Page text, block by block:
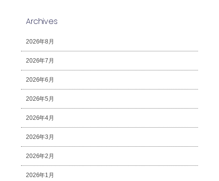
Archives
2026年8月
2026年7月
2026年6月
2026年5月
2026年4月
2026年3月
2026年2月
2026年1月